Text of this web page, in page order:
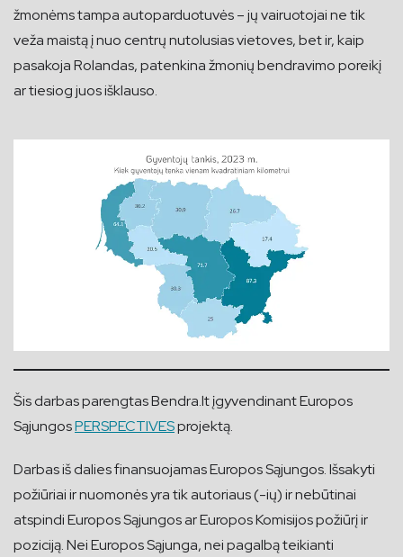
žmonėms tampa autoparduotuvės – jų vairuotojai ne tik
veža maistą į nuo centrų nutolusias vietoves, bet ir, kaip
pasakoja Rolandas, patenkina žmonių bendravimo poreikį
ar tiesiog juos išklauso.
Šis darbas parengtas Bendra.lt įgyvendinant Europos
SąjungosPERSPECTIVESprojektą.
Darbas iš dalies finansuojamas Europos Sąjungos. Išsakyti
požiūriai ir nuomonės yra tik autoriaus (-ių) ir nebūtinai
atspindi Europos Sąjungos ar Europos Komisijos požiūrį ir
poziciją. Nei Europos Sąjunga, nei pagalbą teikianti